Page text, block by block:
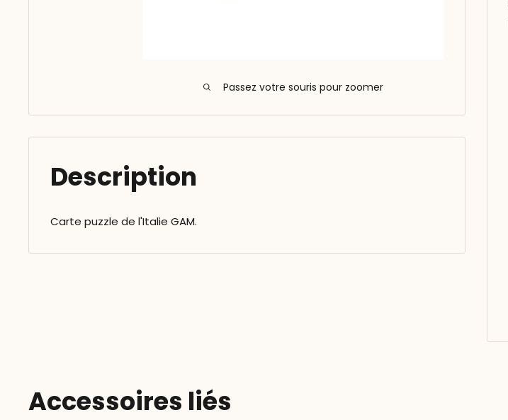
Passez votre souris pour zoomer
Description
Carte puzzle de l'Italie GAM.
Accessoires liés